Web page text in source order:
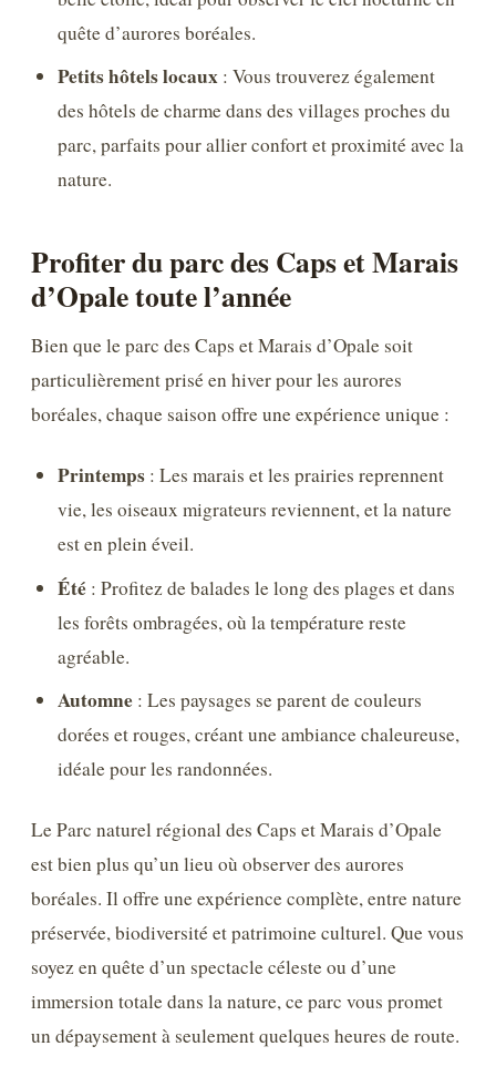
quête d’aurores boréales.
Petits hôtels locaux : Vous trouverez également
des hôtels de charme dans des villages proches du
parc, parfaits pour allier confort et proximité avec la
nature.
Profiter du parc des Caps et Marais
d’Opale toute l’année
Bien que le parc des Caps et Marais d’Opale soit
particulièrement prisé en hiver pour les aurores
boréales, chaque saison offre une expérience unique :
Printemps : Les marais et les prairies reprennent
vie, les oiseaux migrateurs reviennent, et la nature
est en plein éveil.
Été : Profitez de balades le long des plages et dans
les forêts ombragées, où la température reste
agréable.
Automne : Les paysages se parent de couleurs
dorées et rouges, créant une ambiance chaleureuse,
idéale pour les randonnées.
Le Parc naturel régional des Caps et Marais d’Opale
est bien plus qu’un lieu où observer des aurores
boréales. Il offre une expérience complète, entre nature
préservée, biodiversité et patrimoine culturel. Que vous
soyez en quête d’un spectacle céleste ou d’une
immersion totale dans la nature, ce parc vous promet
un dépaysement à seulement quelques heures de route.